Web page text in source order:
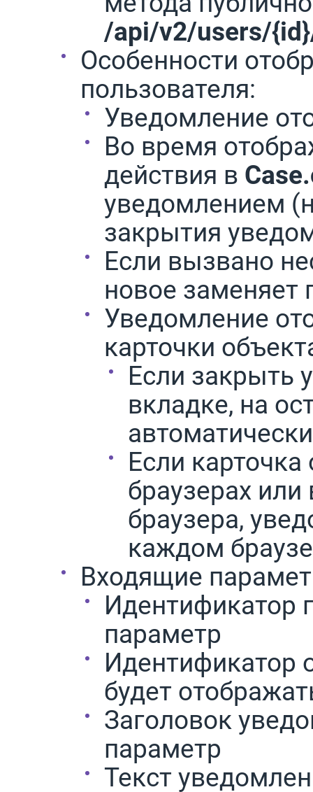
/api/v2/users/
Особенности
пользователя:
Уведомление
Во время
действия в
уведомлением
закрытия
Если вызвано
новое
Уведомление
карточки
Если закрыть
вкладке, на
автоматически
Если
браузерах
браузера,
каждом
Входящие
Идентификатор
параметр
Идентификатор
будет
Заголовок
параметр
Текст